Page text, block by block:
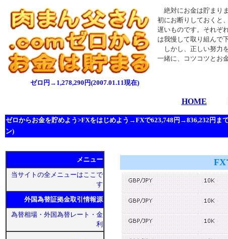
ゼロ円→1,278,290円(2007.01.11現在)
絶対にお金は貯まり
初にお断りしておくと
遅いものです。それぞ
は我慢して取り組んで
しかし、正しい努力
一緒に、コツコツとお
HOME
ゼロからお金を貯めよう>FXをはじめよう→FXで623,748円→836,232円ま
ン)
メニュー
当サイトの全メニューはここで
す
外国為替証拠金取引情報源
為替相場・外国為替レート・金
利
FX